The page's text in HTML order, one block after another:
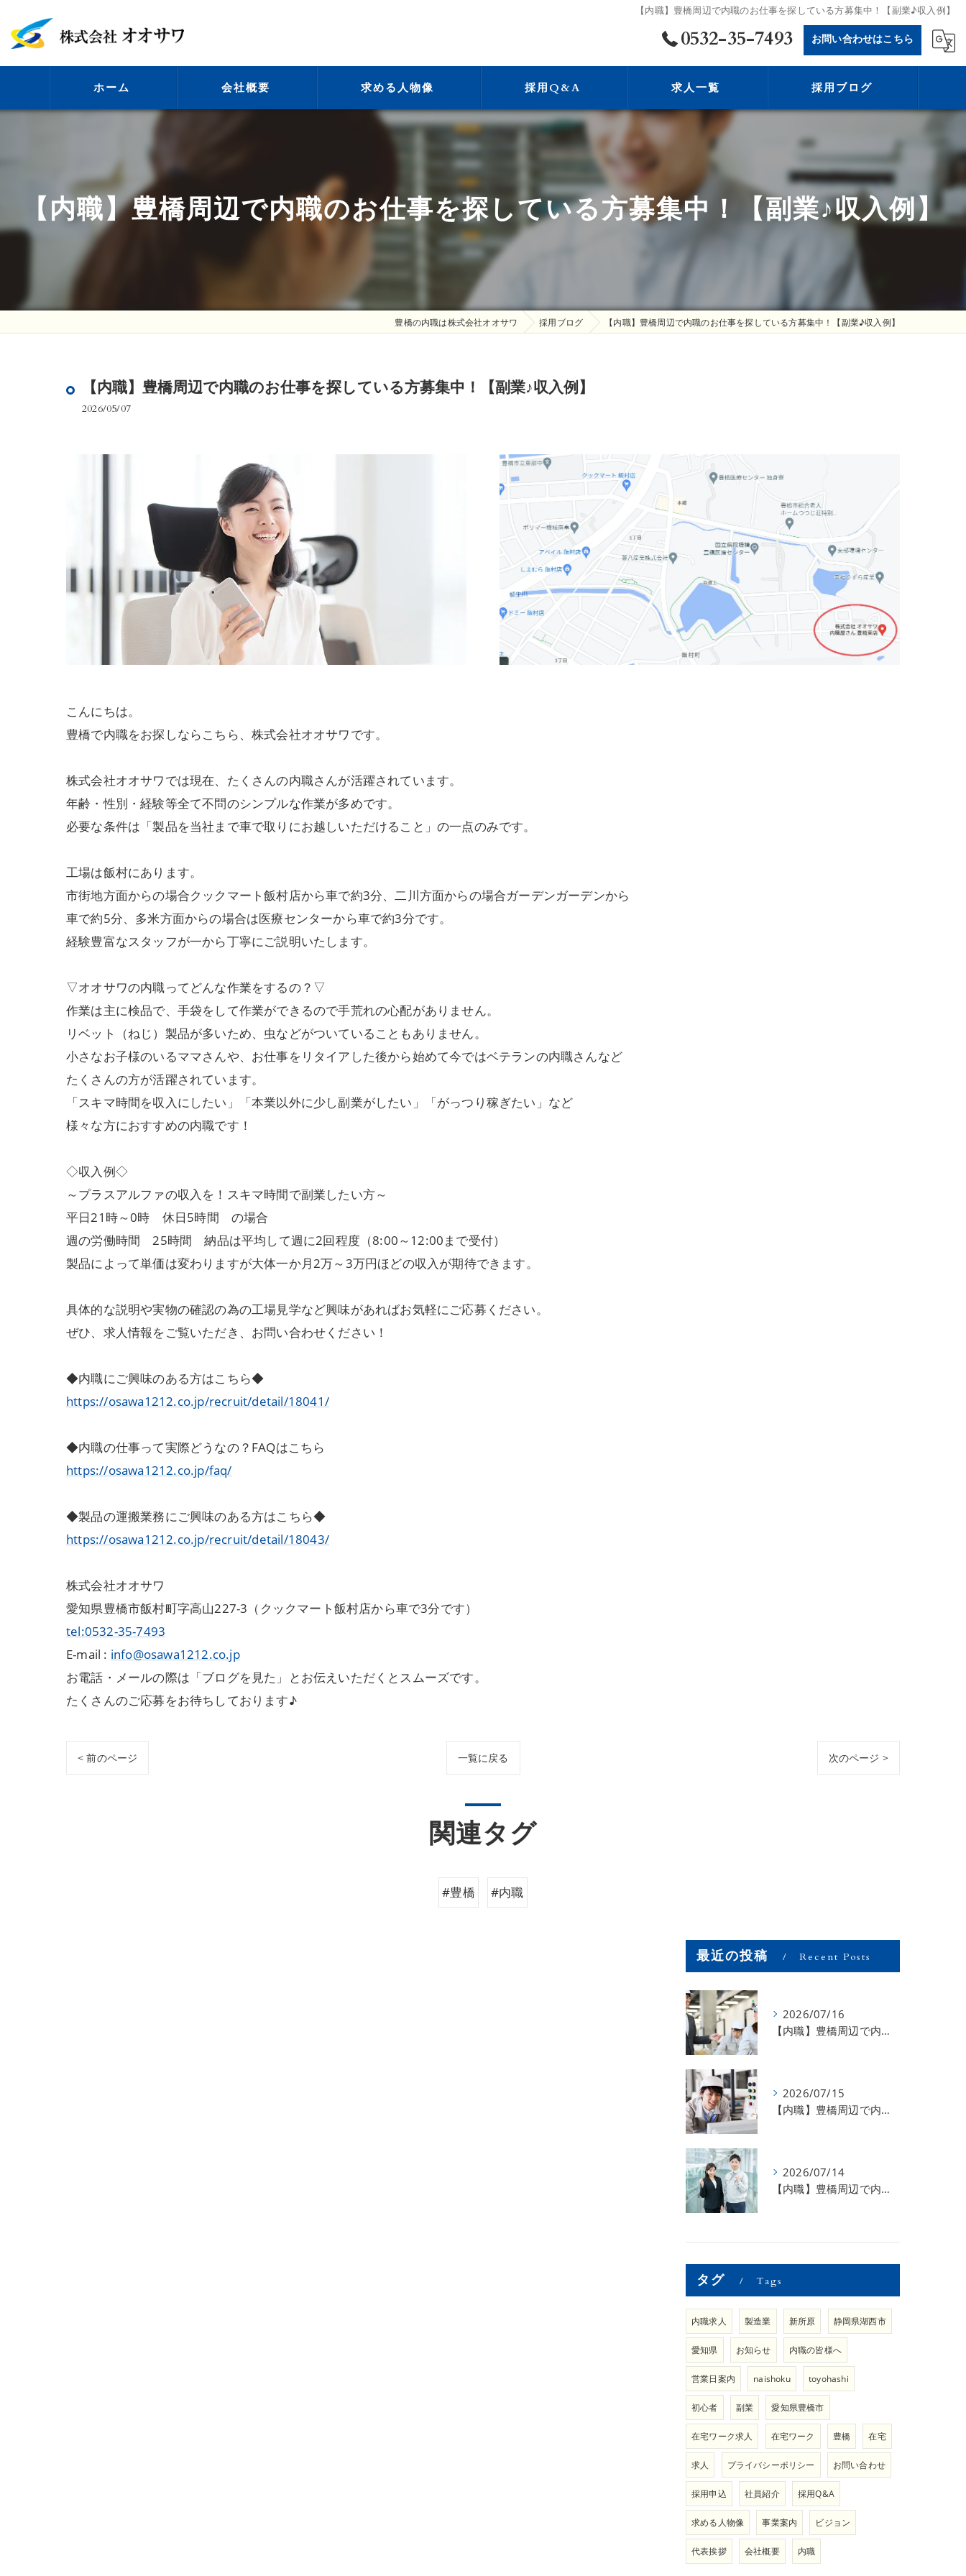
【内職】豊橋周辺で内職のお仕事を探している方募集中！【副業♪収入例】
0532-35-7493 お問い合わせはこちら
ホーム 会社概要
ビジョン
求める人物像 採用Q&A 求人一覧 採用ブログ
【内職】豊橋周辺で内職のお仕事を探している方募集中！【副業♪収入例】
豊橋の内職は株式会社オオサワ 採用ブログ 【内職】豊橋周辺で内職のお仕事を探している方募集中！【副業♪収入例】
【内職】豊橋周辺で内職のお仕事を探している方募集中！【副業♪収入例】
2026/05/07
こんにちは。
豊橋で内職をお探しならこちら、株式会社オオサワです。
株式会社オオサワでは現在、たくさんの内職さんが活躍されています。
年齢・性別・経験等全て不問のシンプルな作業が多めです。
必要な条件は「製品を当社まで車で取りにお越しいただけること」の一点のみです。
工場は飯村にあります。
市街地方面からの場合クックマート飯村店から車で約3分、二川方面からの場合ガーデンガーデンから
車で約5分、多米方面からの場合は医療センターから車で約3分です。
経験豊富なスタッフが一から丁寧にご説明いたします。
▽オオサワの内職ってどんな作業をするの？▽
作業は主に検品で、手袋をして作業ができるので手荒れの心配がありません。
リベット（ねじ）製品が多いため、虫などがついていることもありません。
小さなお子様のいるママさんや、お仕事をリタイアした後から始めて今ではベテランの内職さんなど
たくさんの方が活躍されています。
「スキマ時間を収入にしたい」「本業以外に少し副業がしたい」「がっつり稼ぎたい」など
様々な方におすすめの内職です！
◇収入例◇
～プラスアルファの収入を！スキマ時間で副業したい方～
平日21時～0時 休日5時間 の場合
週の労働時間 25時間 納品は平均して週に2回程度（8:00～12:00まで受付）
製品によって単価は変わりますが大体一か月2万～3万円ほどの収入が期待できます。
具体的な説明や実物の確認の為の工場見学など興味があればお気軽にご応募ください。
ぜひ、求人情報をご覧いただき、お問い合わせください！
◆内職にご興味のある方はこちら◆
https://osawa1212.co.jp/recruit/detail/18041/
◆内職の仕事って実際どうなの？FAQはこちら
https://osawa1212.co.jp/faq/
◆製品の運搬業務にご興味のある方はこちら◆
https://osawa1212.co.jp/recruit/detail/18043/
株式会社オオサワ
愛知県豊橋市飯村町字高山227-3（クックマート飯村店から車で3分です）
tel:0532-35-7493
E-mail : info@osawa1212.co.jp
お電話・メールの際は「ブログを見た」とお伝えいただくとスムーズです。
たくさんのご応募をお待ちしております♪
< 前のページ 一覧に戻る 次のページ >
関連タグ
#豊橋 #内職
最近の投稿 Recent Posts
2026/07/16
【内職】豊橋周辺で内職のお仕事を探している方募集中！【お仕事の内容】
2026/07/15
【内職】豊橋周辺で内職のお仕事を探している方募集中！【急な学級閉鎖も安心】
2026/07/14
【内職】豊橋周辺で内職のお仕事を探している方募集中！【内職さまのお声②】
タグ Tags
内職求人 製造業 新所原 静岡県湖西市
愛知県 お知らせ 内職の皆様へ
営業日案内 naishoku toyohashi
初心者 副業 愛知県豊橋市
在宅ワーク求人 在宅ワーク 豊橋 在宅
求人 プライバシーポリシー お問い合わせ
採用申込 社員紹介 採用Q&A
求める人物像 事業案内 ビジョン
代表挨拶 会社概要 内職